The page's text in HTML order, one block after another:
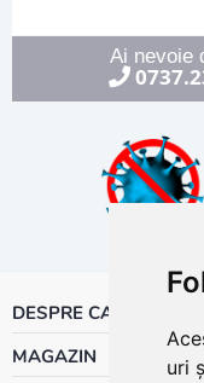
uri
Ai nevoie
DESPRE CALOR
MAGAZIN